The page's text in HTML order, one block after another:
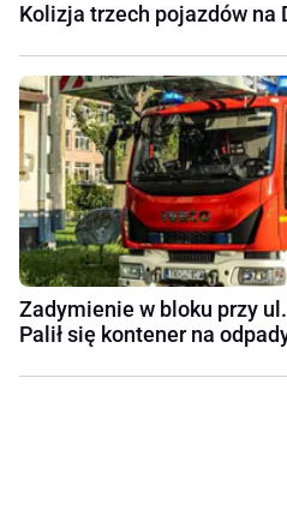
Kolizja trzech pojazdów na
Zadymienie w bloku przy
Palił się kontener na